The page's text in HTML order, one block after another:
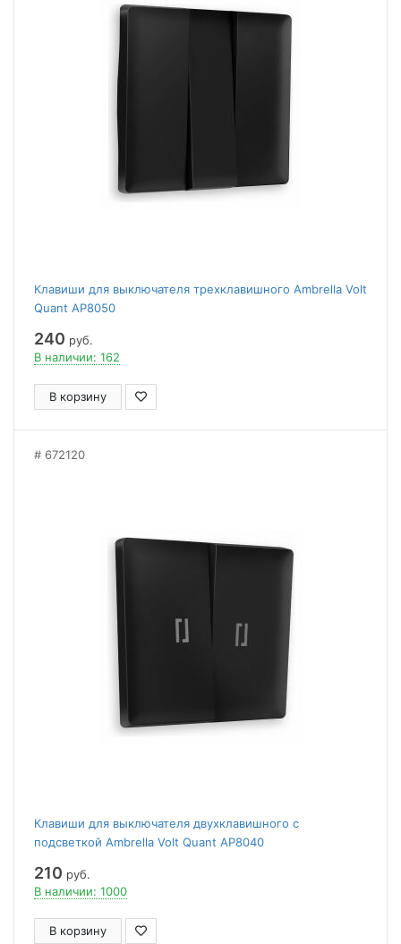
Клавиши для выключателя трехклавишного Ambrella Volt
Quant AP8050
240 руб.
В наличии: 162
В корзину
672120
Клавиши для выключателя двухклавишного c
подсветкой Ambrella Volt Quant AP8040
210 руб.
В наличии: 1000
В корзину